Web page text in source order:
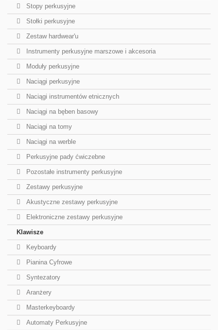
Stopy perkusyjne
Stołki perkusyjne
Zestaw hardwear'u
Instrumenty perkusyjne marszowe i akcesoria
Moduły perkusyjne
Naciągi perkusyjne
Naciągi instrumentów etnicznych
Naciągi na bęben basowy
Naciągi na tomy
Naciągi na werble
Perkusyjne pady ćwiczebne
Pozostałe instrumenty perkusyjne
Zestawy perkusyjne
Akustyczne zestawy perkusyjne
Elektroniczne zestawy perkusyjne
Klawisze
Keyboardy
Pianina Cyfrowe
Syntezatory
Aranżery
Masterkeyboardy
Automaty Perkusyjne